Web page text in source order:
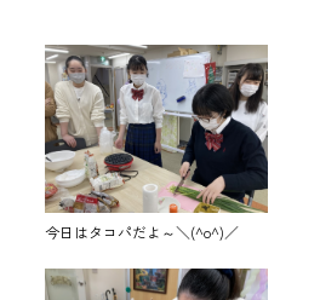
今日はタコパだよ～＼(^o^)／